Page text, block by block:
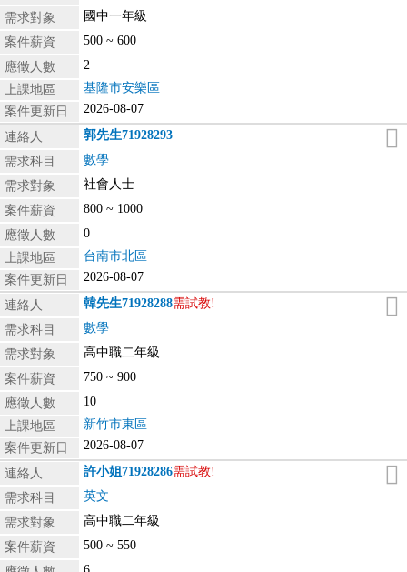
需求對象
國中一年級
案件薪資
500 ~ 600
應徵人數
2
上課地區
基隆市安樂區
案件更新日
2026-08-07
連絡人 郭先生71928293
需求科目
數學
需求對象
社會人士
案件薪資
800 ~ 1000
應徵人數
0
上課地區
台南市北區
案件更新日
2026-08-07
連絡人 韓先生71928288需試教!
需求科目
數學
需求對象
高中職二年級
案件薪資
750 ~ 900
應徵人數
10
上課地區
新竹市東區
案件更新日
2026-08-07
連絡人 許小姐71928286需試教!
需求科目
英文
需求對象
高中職二年級
案件薪資
500 ~ 550